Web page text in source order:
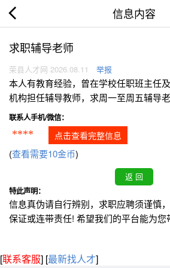
信息内容
求职辅导老师
荣县人才网 2026.08.11 举报
本人有教育经验，曾在学校任职班主任
机构担任辅导教师，求周一至周五辅导
联系人手机/微信：
**** 点击查看完整信息
(查看需要10金币)
特此声明：
信息真伪请自行辨别，求职应聘须谨慎
保证或连带责任! 希望我们的平台能为您
[联系客服] [最新找人才]